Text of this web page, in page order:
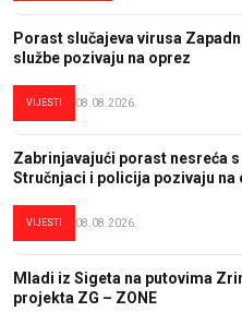
Porast slučajeva virusa
službe pozivaju na oprez
VIJESTI 08.08.2026.
Zabrinjavajući porast nesreća
Stručnjaci i policija pozivaju
VIJESTI 08.08.2026.
Mladi iz Sigeta na putovima
projekta ZG – ZONE